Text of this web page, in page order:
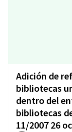
Adición de
bibliotecas
dentro del
bibliotecas
11/2007 26